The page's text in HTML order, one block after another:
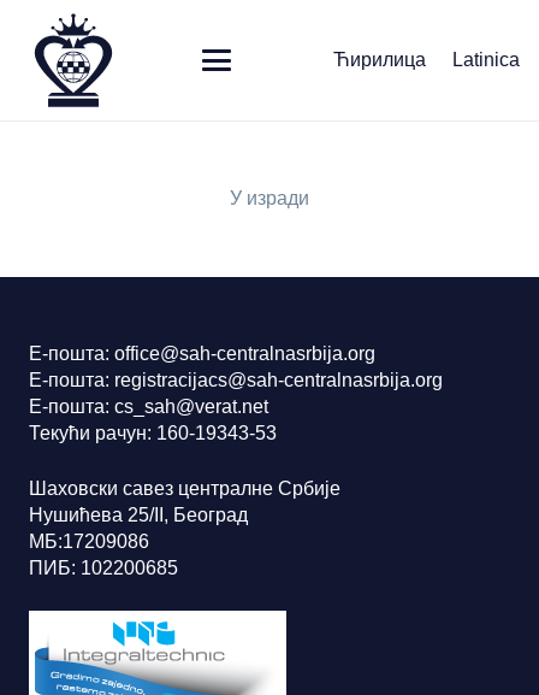
Ћирилица Latinica
У изради
Е-пошта: office@sah-centralnasrbija.org
Е-пошта: registracijacs@sah-centralnasrbija.org
Е-пошта: cs_sah@verat.net
Текући рачун: 160-19343-53
Шаховски савез централне Србије
Нушићева 25/II, Београд
МБ:17209086
ПИБ: 102200685